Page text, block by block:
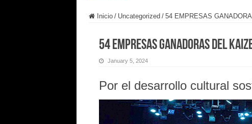
Inicio / Uncategorized / 54 EMPRESAS
54 EMPRESAS GANADORAS DEL
January 5, 2024
Por el desarrollo cultural